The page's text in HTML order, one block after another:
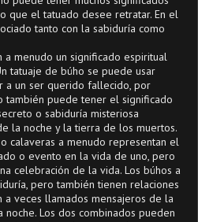
que el tatuado desee retratar. En el
tanto con la sabiduría como
a menudo un significado espiritual
tatuaje de búho se puede usar
a un ser querido fallecido, por
también puede tener el significado
o sabiduría misteriosa
la noche y la tierra de los muertos.
calaveras a menudo representan el
o evento en la vida de uno, pero
celebración de la vida. Los búhos a
pero también tienen relaciones
a veces llamados mensajeros de la
Los dos combinados pueden